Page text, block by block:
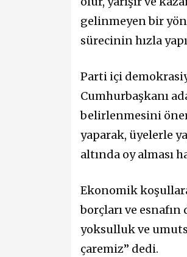
gelinmeyen bir
sürecinin hızla
Parti içi
Cumhurbaşkanı
belirlenmesini
yaparak, üyelerle
altında oy alması
Ekonomik
borçları ve
yoksulluk ve
çaremiz” dedi.